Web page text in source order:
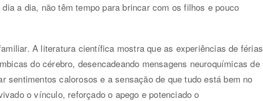
a dia, não têm tempo para brincar com os filhos e pouco
A literatura científica mostra que as experiências de férias
do cérebro, desencadeando mensagens neuroquímicas de
sentimentos calorosos e a sensação de que tudo está bem no
o vínculo, reforçado o apego e potenciado o